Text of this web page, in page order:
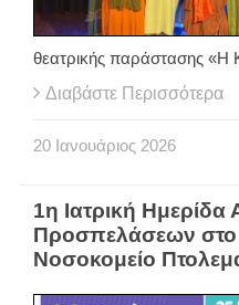
θεατρικής παράστασης «Η
Διαβάστε Περισσότερα
20 Ιανουάριος 2026
1η Ιατρική Ημερίδα
Προσπελάσεων
Νοσοκομείο